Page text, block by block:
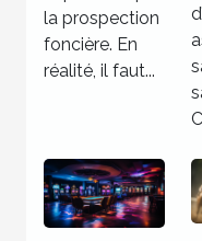
la prospection
foncière. En
réalité, il faut...